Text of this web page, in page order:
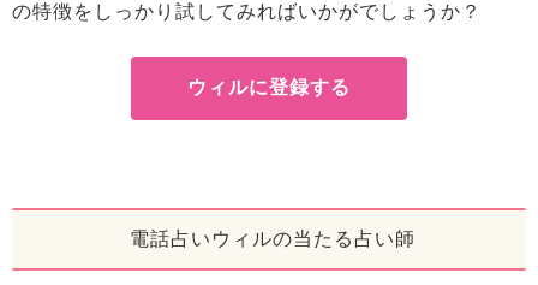
の特徴をしっかり試してみればいかがでしょうか？
ウィルに登録する
電話占いウィルの当たる占い師